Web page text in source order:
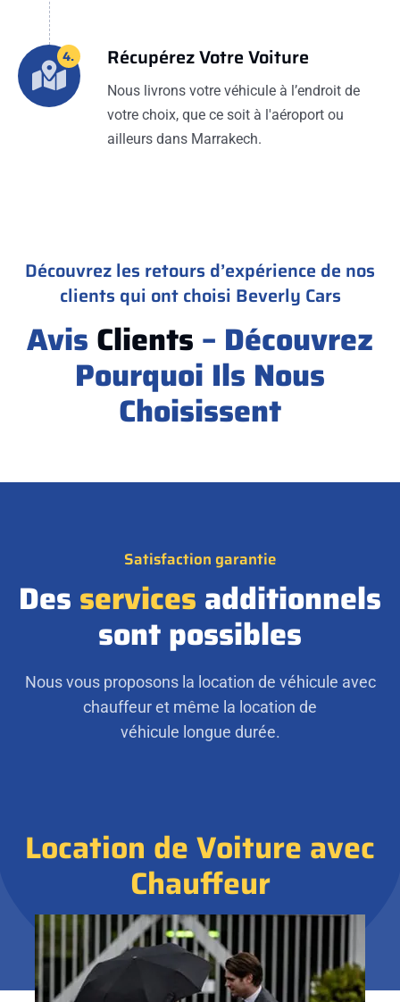
4. Récupérez Votre Voiture
Nous livrons votre véhicule à l’endroit de
votre choix, que ce soit à l'aéroport ou
ailleurs dans Marrakech.
Découvrez les retours d’expérience de nos
clients qui ont choisi Beverly Cars
Avis Clients – Découvrez
Pourquoi Ils Nous
Choisissent
Satisfaction garantie
Des services additionnels
sont possibles
Nous vous proposons la location de véhicule avec
chauffeur et même la location de
véhicule longue durée.
Location de Voiture avec
Chauffeur